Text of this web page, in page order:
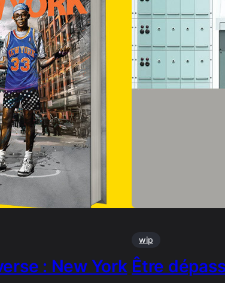
: New York
wip
Être